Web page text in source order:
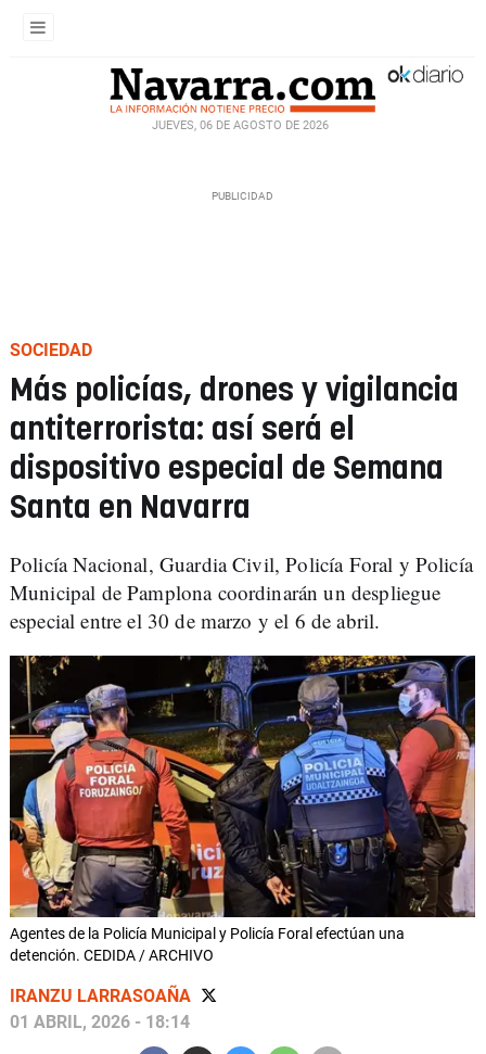
JUEVES, 06 DE AGOSTO DE 2026
SOCIEDAD
Más policías, drones y vigilancia
antiterrorista: así será el
dispositivo especial de Semana
Santa en Navarra
Policía Nacional, Guardia Civil, Policía Foral y Policía
Municipal de Pamplona coordinarán un despliegue
especial entre el 30 de marzo y el 6 de abril.
Agentes de la Policía Municipal y Policía Foral efectúan una
detención. CEDIDA / ARCHIVO
IRANZU LARRASOAÑA
01 ABRIL, 2026 - 18:14